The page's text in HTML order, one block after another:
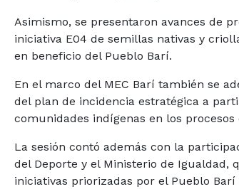
Asimismo, se presentaron avances de
iniciativa E04 de semillas nativas y
en beneficio del Pueblo Barí.
En el marco del MEC Barí también se
del plan de incidencia estratégica a
comunidades indígenas en los
La sesión contó además con la
del Deporte y el Ministerio de
iniciativas priorizadas por el Pueblo